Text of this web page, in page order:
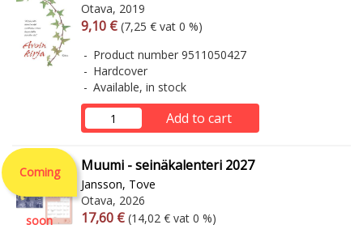
Otava, 2019
Arvonlisäverollinen hinta
9,10 € Excl. vat
(7,25 € vat 0 %)
Product number 9511050427
Hardcover
Available, in stock
Add to cart
Coming
soon
Muumi - seinäkalenteri 2027
Jansson, Tove
Otava, 2026
Arvonlisäverollinen hinta
17,60 € Excl. vat
(14,02 € vat 0 %)